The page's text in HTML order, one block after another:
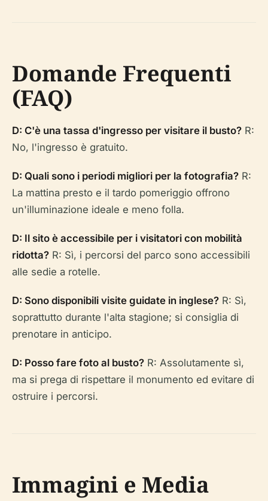
Domande Frequenti
(FAQ)
D: C'è una tassa d'ingresso per visitare il busto? R:
No, l'ingresso è gratuito.
D: Quali sono i periodi migliori per la fotografia? R:
La mattina presto e il tardo pomeriggio offrono
un'illuminazione ideale e meno folla.
D: Il sito è accessibile per i visitatori con mobilità
ridotta? R: Sì, i percorsi del parco sono accessibili
alle sedie a rotelle.
D: Sono disponibili visite guidate in inglese? R: Sì,
soprattutto durante l'alta stagione; si consiglia di
prenotare in anticipo.
D: Posso fare foto al busto? R: Assolutamente sì,
ma si prega di rispettare il monumento ed evitare di
ostruire i percorsi.
Immagini e Media